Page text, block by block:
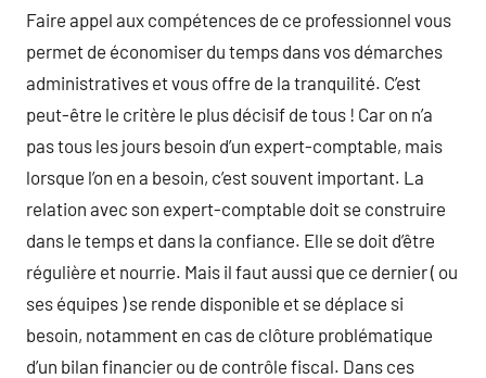
Faire appel aux compétences de ce professionnel vous
permet de économiser du temps dans vos démarches
administratives et vous offre de la tranquilité. C’est
peut-être le critère le plus décisif de tous ! Car on n’a
pas tous les jours besoin d’un expert-comptable, mais
lorsque l’on en a besoin, c’est souvent important. La
relation avec son expert-comptable doit se construire
dans le temps et dans la confiance. Elle se doit d’être
régulière et nourrie. Mais il faut aussi que ce dernier ( ou
ses équipes ) se rende disponible et se déplace si
besoin, notamment en cas de clôture problématique
d’un bilan financier ou de contrôle fiscal. Dans ces